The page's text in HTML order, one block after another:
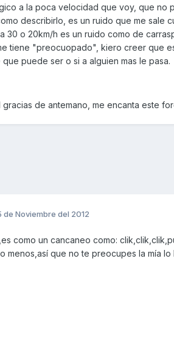
a la poca velocidad que voy, que no
describirlo, es un ruido que me sale
30 o 20km/h es un ruido como de
tiene "preocuopado", kiero creer que
puede ser o si a alguien mas le pasa.
gracias de antemano, me encanta este
de Noviembre del 2012
como un cancaneo como:
menos,así que no te preocupes la mía